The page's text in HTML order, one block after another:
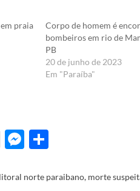
praia
Corpo de homem é
bombeiros em rio de
PB
20 de junho de 2023
Em "Paraíba"
Threads
Messenger
litoral norte paraibano, morte